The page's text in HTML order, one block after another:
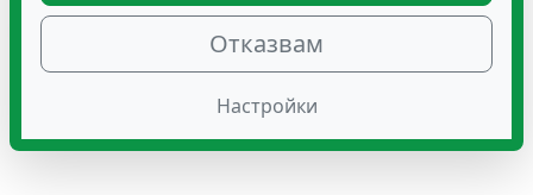
45.45
€ (17.90 лв.)
Отказвам
Настройки